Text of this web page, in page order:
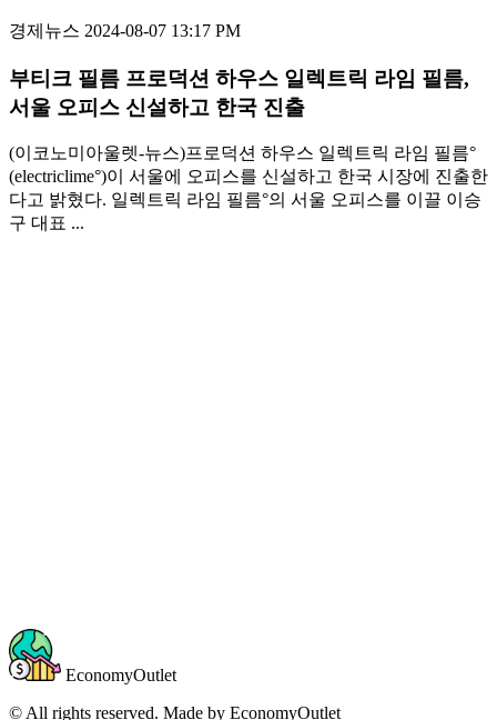
경제뉴스 2024-08-07 13:17 PM
부티크 필름 프로덕션 하우스 일렉트릭 라임 필름,
서울 오피스 신설하고 한국 진출
(이코노미아울렛-뉴스)프로덕션 하우스 일렉트릭 라임 필름°
(electriclime°)이 서울에 오피스를 신설하고 한국 시장에 진출한
다고 밝혔다. 일렉트릭 라임 필름°의 서울 오피스를 이끌 이승
구 대표 ...
EconomyOutlet
© All rights reserved. Made by EconomyOutlet